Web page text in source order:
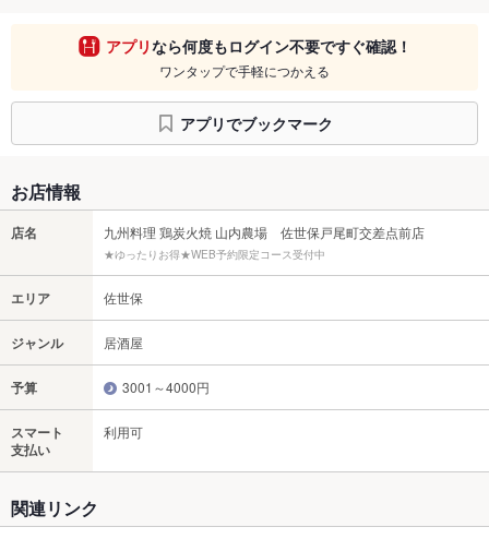
アプリなら何度もログイン不要ですぐ確認！
ワンタップで手軽につかえる
アプリでブックマーク
お店情報
店名 九州料理 鶏炭火焼 山内農場 佐世保戸尾町交差点前店
★ゆったりお得★WEB予約限定コース受付中
エリア 佐世保
ジャンル 居酒屋
予算 3001～4000円
スマート
支払い
利用可
関連リンク